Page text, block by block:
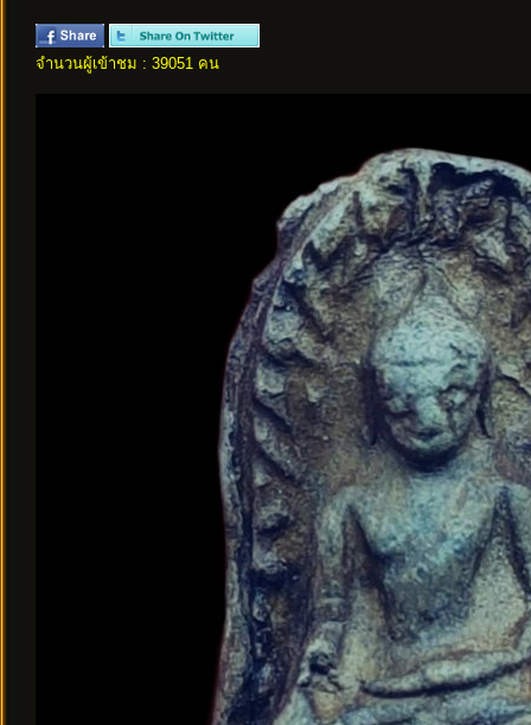
จำนวนผู้เข้าชม : 39051 คน